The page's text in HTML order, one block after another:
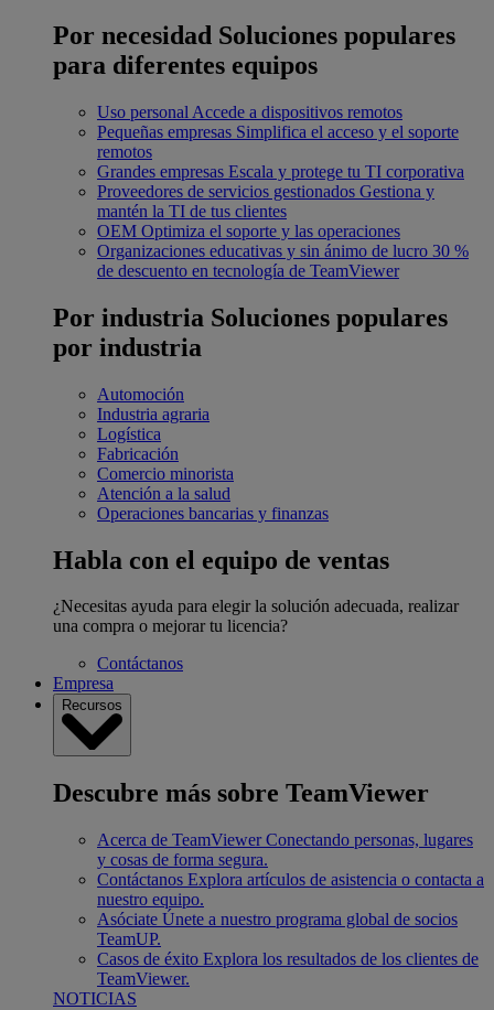
Por necesidad Soluciones populares
para diferentes equipos
Uso personal Accede a dispositivos remotos
Pequeñas empresas Simplifica el acceso y el soporte
remotos
Grandes empresas Escala y protege tu TI corporativa
Proveedores de servicios gestionados Gestiona y
mantén la TI de tus clientes
OEM Optimiza el soporte y las operaciones
Organizaciones educativas y sin ánimo de lucro 30 %
de descuento en tecnología de TeamViewer
Por industria Soluciones populares
por industria
Automoción
Industria agraria
Logística
Fabricación
Comercio minorista
Atención a la salud
Operaciones bancarias y finanzas
Habla con el equipo de ventas
¿Necesitas ayuda para elegir la solución adecuada, realizar
una compra o mejorar tu licencia?
Contáctanos
Empresa
Recursos
Descubre más sobre TeamViewer
Acerca de TeamViewer Conectando personas, lugares
y cosas de forma segura.
Contáctanos Explora artículos de asistencia o contacta a
nuestro equipo.
Asóciate Únete a nuestro programa global de socios
TeamUP.
Casos de éxito Explora los resultados de los clientes de
TeamViewer.
NOTICIAS